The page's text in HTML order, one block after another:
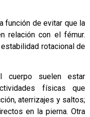
función de evitar que la
relación con el fémur.
rotacional de
suelen estar
físicas que
aterrizajes y saltos;
en la pierna. Otra